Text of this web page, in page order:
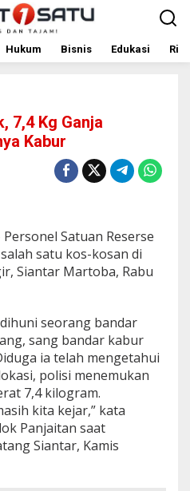
Hukum Bisnis Edukasi
7,4 Kg Ganja
Kabur
Satuan Reserse
satu kos-kosan di
Siantar Martoba, Rabu
seorang bandar
sang bandar kabur
ia telah mengetahui
polisi menemukan
7,4 kilogram.
kita kejar,” kata
Panjaitan saat
Siantar, Kamis